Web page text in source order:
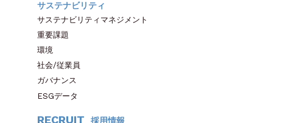
サステナビリティ
サステナビリティマネジメント
重要課題
環境
社会/従業員
ガバナンス
ESGデータ
RECRUIT 採用情報